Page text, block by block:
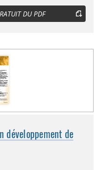
DU PDF
développement de